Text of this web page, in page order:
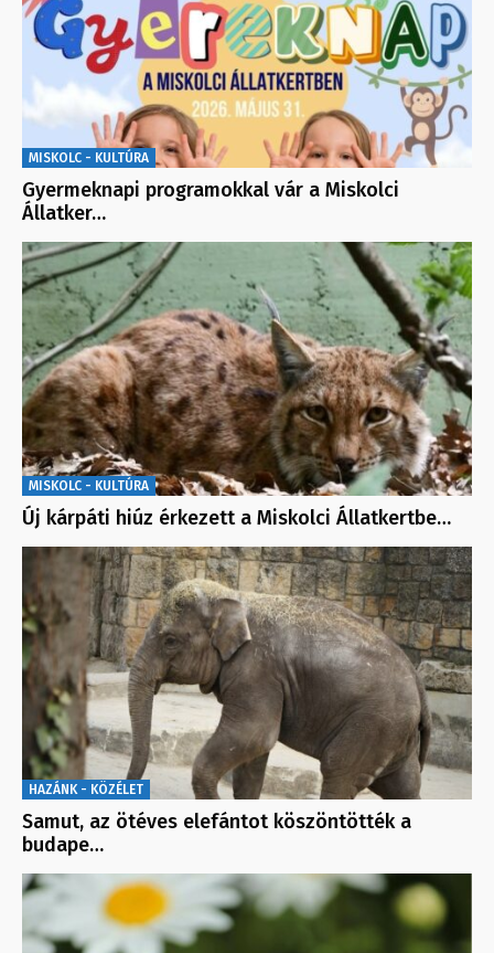
MISKOLC - KULTÚRA
Gyermeknapi programokkal vár a Miskolci
Állatker…
MISKOLC - KULTÚRA
Új kárpáti hiúz érkezett a Miskolci Állatkertbe…
HAZÁNK - KÖZÉLET
Samut, az ötéves elefántot köszöntötték a
budape…